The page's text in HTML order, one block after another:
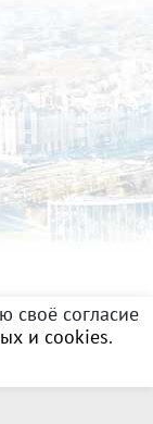
своё согласие
и cookies.